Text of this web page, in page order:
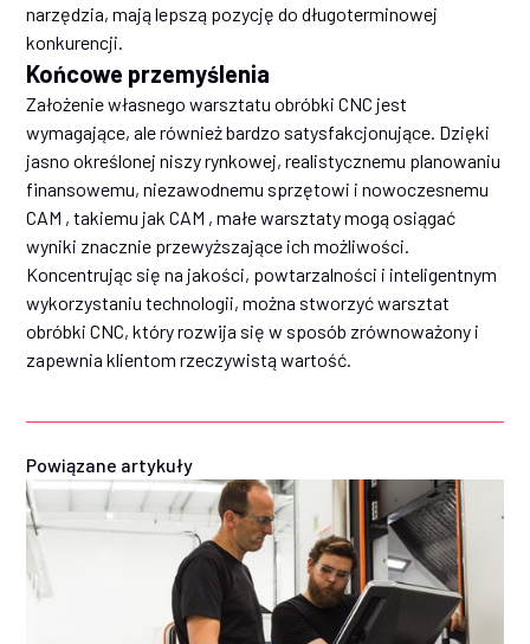
narzędzia, mają lepszą pozycję do długoterminowej
konkurencji.
Końcowe przemyślenia
Założenie własnego warsztatu obróbki CNC jest
wymagające, ale również bardzo satysfakcjonujące. Dzięki
jasno określonej niszy rynkowej, realistycznemu planowaniu
finansowemu, niezawodnemu sprzętowi i nowoczesnemu
CAM , takiemu jak CAM , małe warsztaty mogą osiągać
wyniki znacznie przewyższające ich możliwości.
Koncentrując się na jakości, powtarzalności i inteligentnym
wykorzystaniu technologii, można stworzyć warsztat
obróbki CNC, który rozwija się w sposób zrównoważony i
zapewnia klientom rzeczywistą wartość.
Powiązane artykuły